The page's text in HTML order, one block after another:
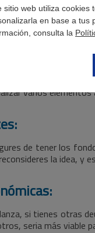
sitio web utiliza
en base a tus
consulta la
varios
de tener los
la idea,
si tienes otras
seria más viable